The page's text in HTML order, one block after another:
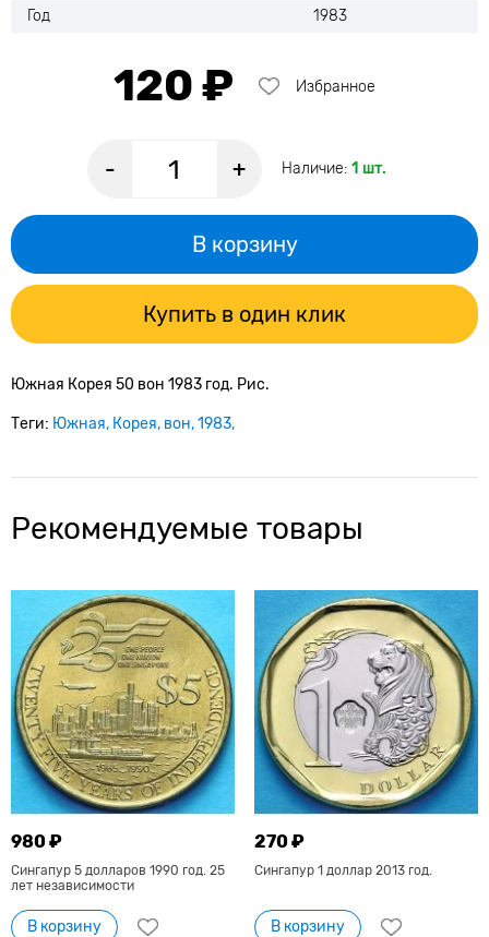
Год
1983
120 ₽ Избранное
- + Наличие: 1 шт.
В корзину
Купить в один клик
Южная Корея 50 вон 1983 год. Рис.
Теги: Южная Корея вон 1983
Рекомендуемые товары
980 ₽
Сингапур 5 долларов 1990 год. 25
лет независимости
В корзину
270 ₽
Сингапур 1 доллар 2013 год.
В корзину